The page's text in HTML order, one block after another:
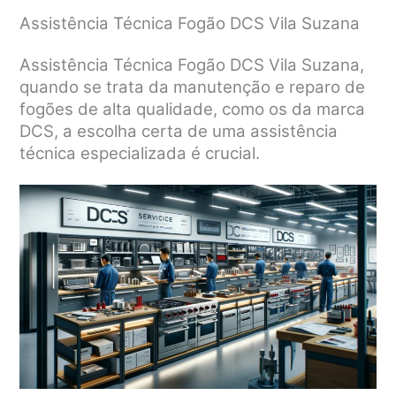
Assistência Técnica Fogão DCS Vila Suzana
Assistência Técnica Fogão DCS Vila Suzana,
quando se trata da manutenção e reparo de
fogões de alta qualidade, como os da marca
DCS, a escolha certa de uma assistência
técnica especializada é crucial.